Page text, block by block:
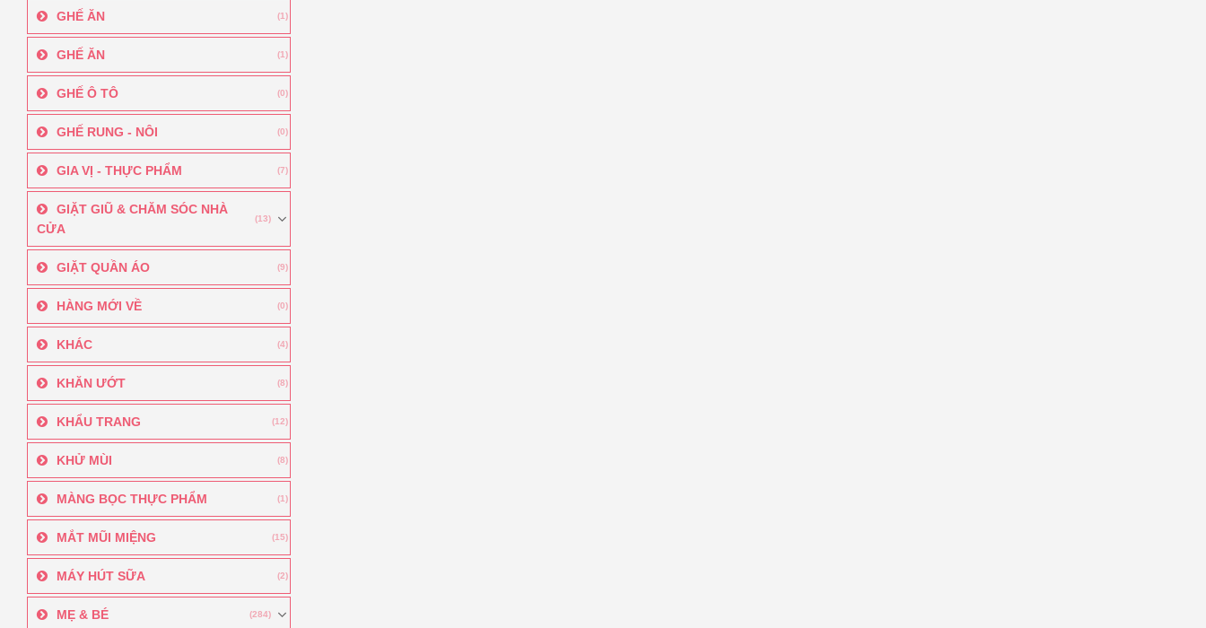
GHẾ ĂN (1)
GHẾ ĂN (1)
GHẾ Ô TÔ (0)
GHẾ RUNG - NÔI (0)
GIA VỊ - THỰC PHẨM (7)
GIẶT GIŨ & CHĂM SÓC NHÀ
CỬA
(13)
GIẶT QUẦN ÁO (9)
HÀNG MỚI VỀ (0)
KHÁC (4)
KHĂN ƯỚT (8)
KHẨU TRANG (12)
KHỬ MÙI (8)
MÀNG BỌC THỰC PHẨM (1)
MẮT MŨI MIỆNG (15)
MÁY HÚT SỮA (2)
MẸ & BÉ (284)